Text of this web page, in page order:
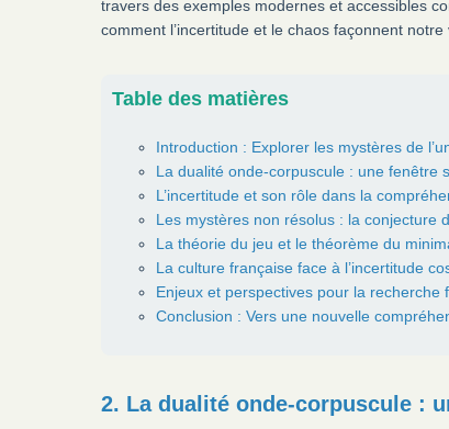
travers des exemples modernes et accessibles
comment l’incertitude et le chaos façonnent
Table des matières
Introduction : Explorer les mystères de
La dualité onde-corpuscule : une fenêtre
L’incertitude et son rôle dans la
Les mystères non résolus : la conjecture
La théorie du jeu et le théorème du
La culture française face à l’incertitude
Enjeux et perspectives pour la recherche
Conclusion : Vers une nouvelle
2. La dualité onde-corpuscule :